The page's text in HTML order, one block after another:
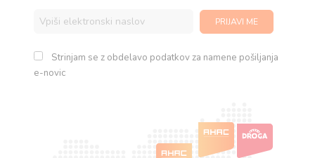
Strinjam se z obdelavo podatkov za namene pošiljanja
e-novic